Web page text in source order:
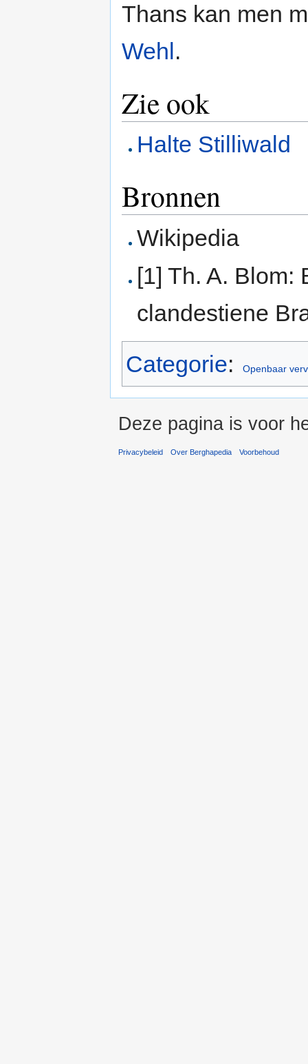
Thans kan men
Wehl.
Zie ook
Halte Stilliwald
Bronnen
Wikipedia
[1] Th. A. Blom:
clandestiene
Categorie: Openbaar
Deze pagina is voor
Privacybeleid Over Berghapedia Voorbehoud